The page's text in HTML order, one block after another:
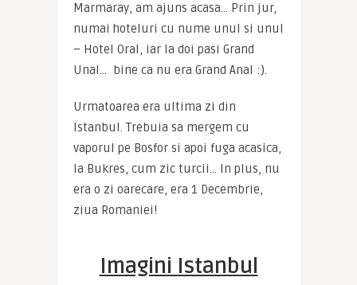
Marmaray, am ajuns acasa… Prin jur,
numai hoteluri cu nume unul si unul
– Hotel Oral, iar la doi pasi Grand
Unal…  bine ca nu era Grand Anal :).
Urmatoarea era ultima zi din
Istanbul. Trebuia sa mergem cu
vaporul pe Bosfor si apoi fuga acasica,
la Bukres, cum zic turcii… In plus, nu
era o zi oarecare, era 1 Decembrie,
ziua Romaniei!
Imagini Istanbul